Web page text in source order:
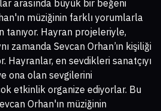
arasında büyük bir beğeni
müziğinin farklı yorumlarla
tanıyor. Hayran projeleriyle,
zamanda Sevcan Orhan’ın kişiliği
Hayranlar, en sevdikleri sanatçıyı
ona olan sevgilerini
etkinlik organize ediyorlar. Bu
Orhan'ın müziğinin